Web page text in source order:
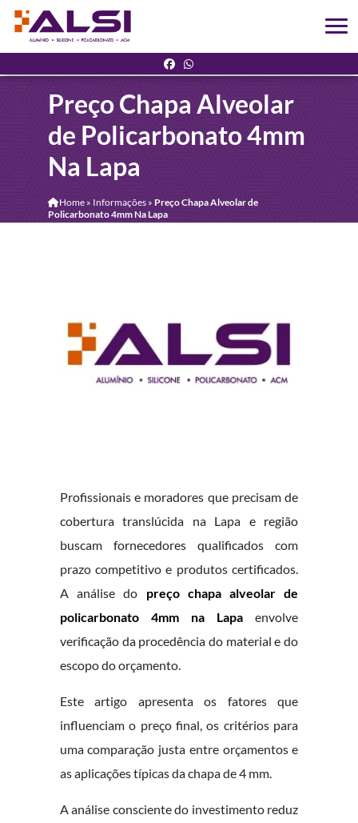
Preço Chapa Alveolar
de Policarbonato 4mm
Na Lapa
Home» Informações » Preço Chapa Alveolar de
Policarbonato 4mm Na Lapa
Profissionais e moradores que precisam de
cobertura translúcida na Lapa e região
buscam fornecedores qualificados com
prazo competitivo e produtos certificados.
A análise do preço chapa alveolar de
policarbonato 4mm na Lapa envolve
verificação da procedência do material e do
escopo do orçamento.
Este artigo apresenta os fatores que
influenciam o preço final, os critérios para
uma comparação justa entre orçamentos e
as aplicações típicas da chapa de 4 mm.
A análise consciente do investimento reduz